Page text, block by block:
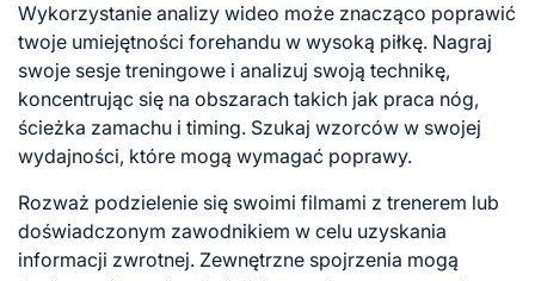
Wykorzystanie analizy wideo może znacząco poprawić
twoje umiejętności forehandu w wysoką piłkę. Nagraj
swoje sesje treningowe i analizuj swoją technikę,
koncentrując się na obszarach takich jak praca nóg,
ścieżka zamachu i timing. Szukaj wzorców w swojej
wydajności, które mogą wymagać poprawy.
Rozważ podzielenie się swoimi filmami z trenerem lub
doświadczonym zawodnikiem w celu uzyskania
informacji zwrotnej. Zewnętrzne spojrzenia mogą